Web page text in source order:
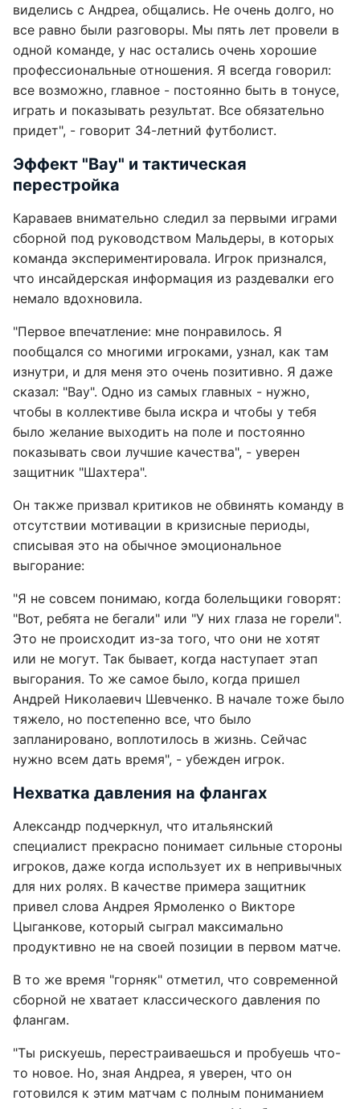
виделись с Андреа, общались. Не очень долго, но
все равно были разговоры. Мы пять лет провели в
одной команде, у нас остались очень хорошие
профессиональные отношения. Я всегда говорил:
все возможно, главное - постоянно быть в тонусе,
играть и показывать результат. Все обязательно
придет", - говорит 34-летний футболист.
Эффект "Вау" и тактическая
перестройка
Караваев внимательно следил за первыми играми
сборной под руководством Мальдеры, в которых
команда экспериментировала. Игрок признался,
что инсайдерская информация из раздевалки его
немало вдохновила.
"Первое впечатление: мне понравилось. Я
пообщался со многими игроками, узнал, как там
изнутри, и для меня это очень позитивно. Я даже
сказал: "Вау". Одно из самых главных - нужно,
чтобы в коллективе была искра и чтобы у тебя
было желание выходить на поле и постоянно
показывать свои лучшие качества", - уверен
защитник "Шахтера".
Он также призвал критиков не обвинять команду в
отсутствии мотивации в кризисные периоды,
списывая это на обычное эмоциональное
выгорание:
"Я не совсем понимаю, когда болельщики говорят:
"Вот, ребята не бегали" или "У них глаза не горели".
Это не происходит из-за того, что они не хотят
или не могут. Так бывает, когда наступает этап
выгорания. То же самое было, когда пришел
Андрей Николаевич Шевченко. В начале тоже было
тяжело, но постепенно все, что было
запланировано, воплотилось в жизнь. Сейчас
нужно всем дать время", - убежден игрок.
Нехватка давления на флангах
Александр подчеркнул, что итальянский
специалист прекрасно понимает сильные стороны
игроков, даже когда использует их в непривычных
для них ролях. В качестве примера защитник
привел слова Андрея Ярмоленко о Викторе
Цыганкове, который сыграл максимально
продуктивно не на своей позиции в первом матче.
В то же время "горняк" отметил, что современной
сборной не хватает классического давления по
флангам.
"Ты рискуешь, перестраиваешься и пробуешь что-
то новое. Но, зная Андреа, я уверен, что он
готовился к этим матчам с полным пониманием